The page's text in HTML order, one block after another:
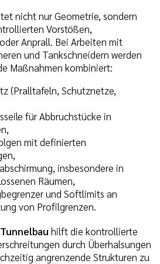
nicht nur Geometrie, sondern
Vorstößen,
Anprall. Bei Arbeiten mit
und Tankschneidern werden
Maßnahmen kombiniert:
(Pralltafeln, Schutznetze,
für Abbruchstücke in
mit definierten
insbesondere in
Räumen,
und Softlimits an
von Profilgrenzen.
hilft die kontrollierte
durch Überhalsungen
angrenzende Strukturen zu